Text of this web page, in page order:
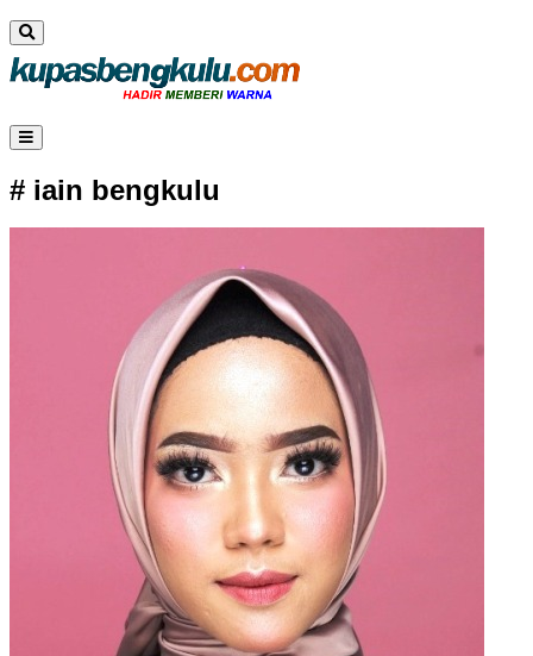
# iain bengkulu